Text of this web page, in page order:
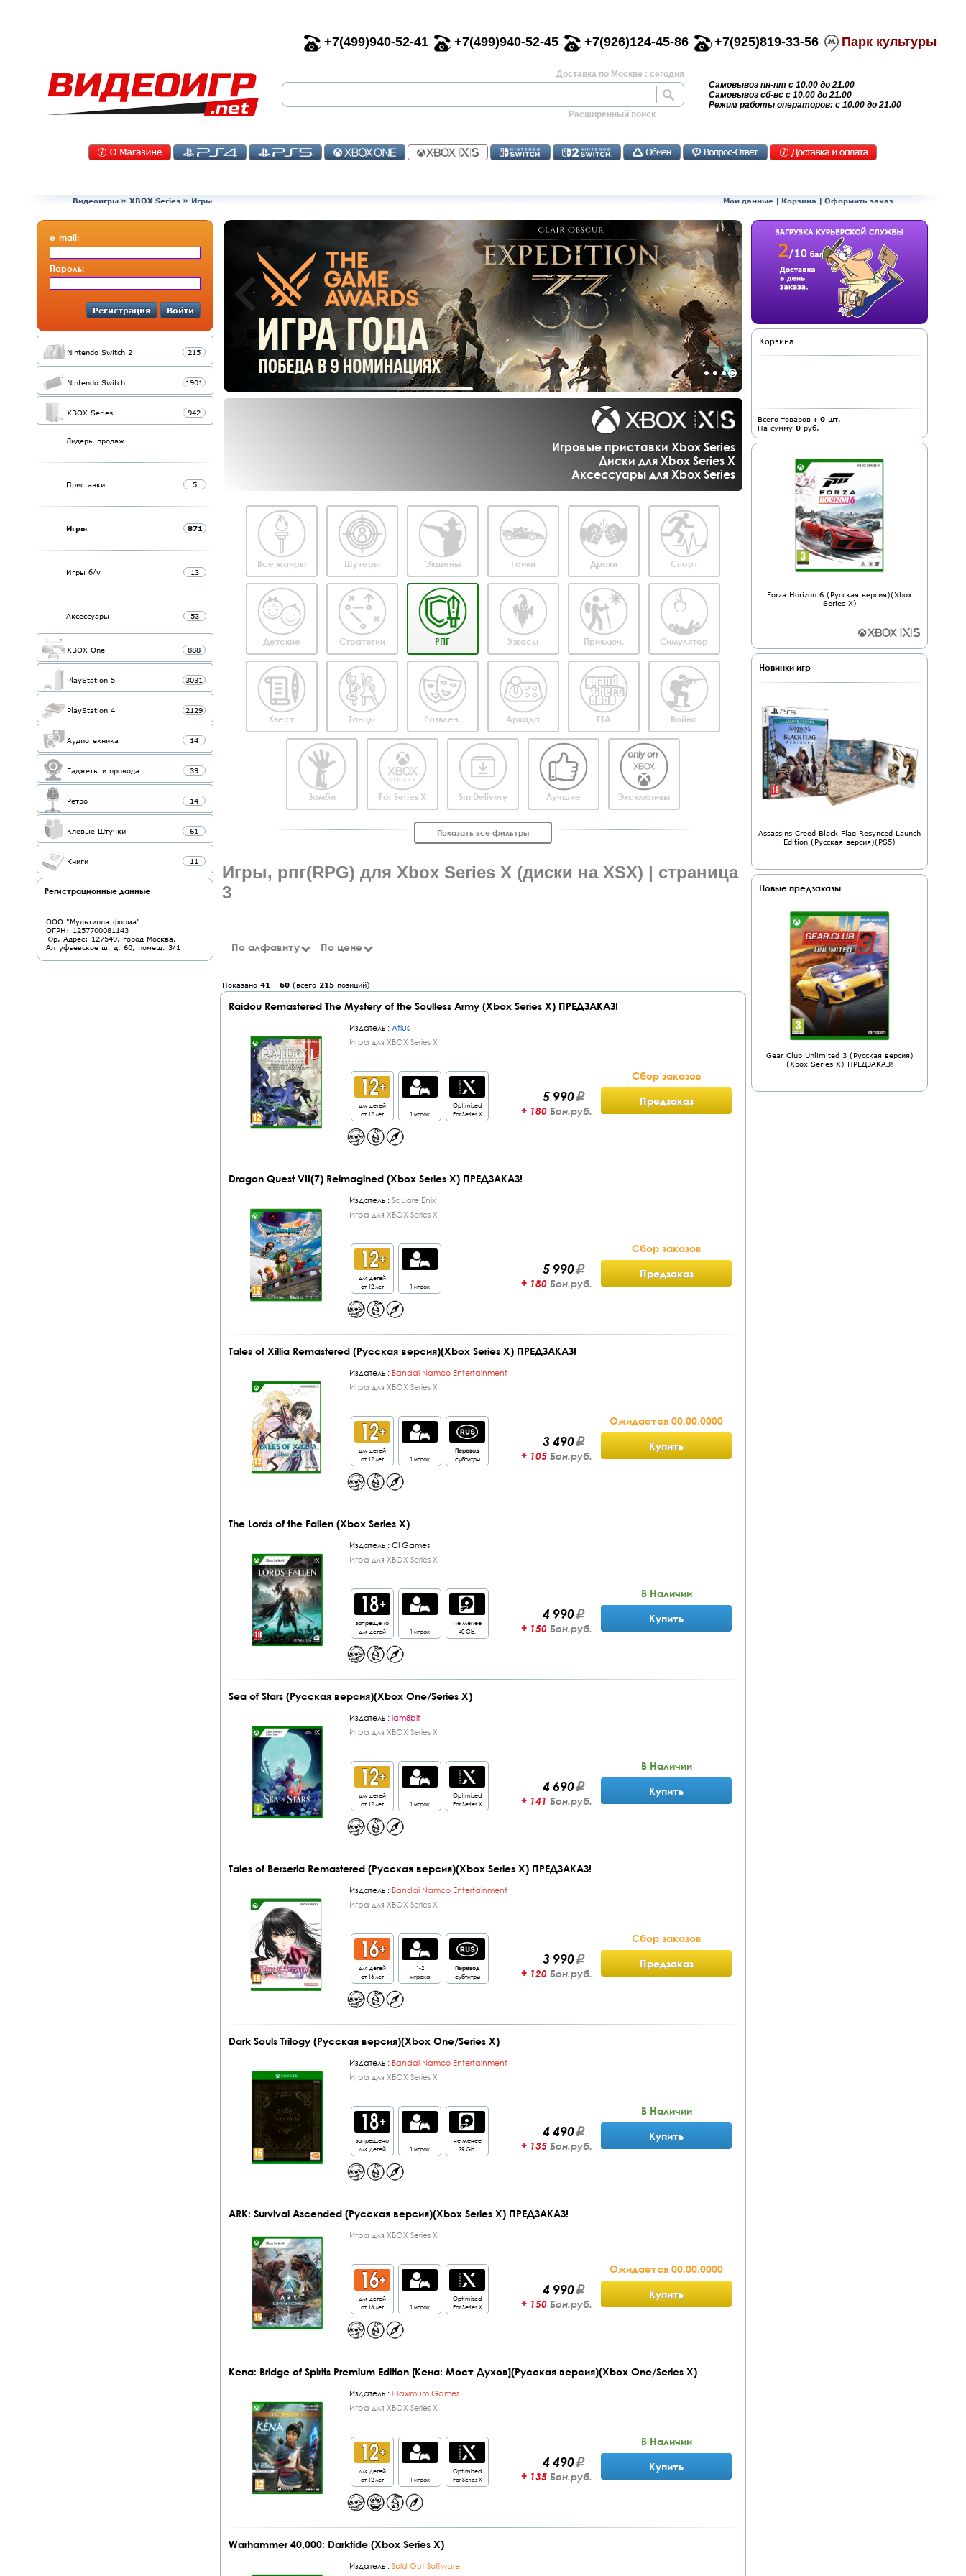
+7(499)940-52-41 +7(499)940-52-45 +7(926)124-45-86 +7(925)819-33-56 Парк культуры
Доставка по Москве : сегодня
Расширенный поиск
Самовывоз пн-пт с 10.00 до 21.00
Самовывоз сб-вс с 10.00 до 21.00
Режим работы операторов: с 10.00 до 21.00
Видеоигры » XBOX Series » Игры Мои данные | Корзина | Оформить заказ
e-mail:
Пароль:
Регистрация Войти
Nintendo Switch 2 215
Nintendo Switch 1901
XBOX Series 942
Лидеры продаж
Приставки 5
Игры 871
Игры б/у 13
Аксессуары 53
XBOX One 888
PlayStation 5 3031
PlayStation 4 2129
Аудиотехника 14
Гаджеты и провода 39
Ретро 14
Клёвые Штучки 61
Книги 11
Регистрационные данные
ООО "Мультиплатформа"
ОГРН: 1257700081143
Юр. Адрес: 127549, город Москва,
Алтуфьевское ш, д. 60, помещ. 3/1
Игровые приставки Xbox Series
Диски для Xbox Series X
Аксессуары для Xbox Series
Все жанры Шутеры Экшены Гонки Драки Спорт
Детские Стратегии РПГ Ужасы Приключ. Симулятор
Квест Танцы Развлеч. Аркада ГТА Война
Зомби For Series X Sm.Delivery Лучшие Эксклюзивы
Показать все фильтры
Игры, рпг(RPG) для Xbox Series X (диски на XSX) | страница
3
По алфавиту По цене
Показано 41 - 60 (всего 215 позиций)
Raidou Remastered The Mystery of the Soulless Army (Xbox Series X) ПРЕДЗАКАЗ!
Издатель :Atlus
Игра для XBOX Series X
для детей
от 12 лет
1 игрок
Optimized
For Series X
5 990
+ 180 Бон.руб.
Сбор заказов
Предзаказ
Dragon Quest VII(7) Reimagined (Xbox Series X) ПРЕДЗАКАЗ!
Издатель :Square Enix
Игра для XBOX Series X
для детей
от 12 лет
1 игрок
5 990
+ 180 Бон.руб.
Сбор заказов
Предзаказ
Tales of Xillia Remastered (Русская версия)(Xbox Series X) ПРЕДЗАКАЗ!
Издатель : Bandai Namco Entertainment
Игра для XBOX Series X
для детей
от 12 лет
1 игрок
Перевод
субтитры
3 490
+ 105 Бон.руб.
Ожидается 00.00.0000
Купить
The Lords of the Fallen (Xbox Series X)
Издатель :CI Games
Игра для XBOX Series X
запрещено
для детей
1 игрок
не менее
40 Gb.
4 990
+ 150 Бон.руб.
В Наличии
Купить
Sea of Stars (Русская версия)(Xbox One/Series X)
Издатель :iam8bit
Игра для XBOX Series X
для детей
от 12 лет
1 игрок
Optimized
For Series X
4 690
+ 141 Бон.руб.
В Наличии
Купить
Tales of Berseria Remastered (Русская версия)(Xbox Series X) ПРЕДЗАКАЗ!
Издатель : Bandai Namco Entertainment
Игра для XBOX Series X
для детей
от 16 лет
1-2
игрока
Перевод
субтитры
3 990
+ 120 Бон.руб.
Сбор заказов
Предзаказ
Dark Souls Trilogy (Русская версия)(Xbox One/Series X)
Издатель : Bandai Namco Entertainment
Игра для XBOX Series X
запрещено
для детей
1 игрок
не менее
39 Gb.
4 490
+ 135 Бон.руб.
В Наличии
Купить
ARK: Survival Ascended (Русская версия)(Xbox Series X) ПРЕДЗАКАЗ!
Игра для XBOX Series X
для детей
от 16 лет
1 игрок
Optimized
For Series X
4 990
+ 150 Бон.руб.
Ожидается 00.00.0000
Купить
Kena: Bridge of Spirits Premium Edition [Кена: Мост Духов](Русская версия)(Xbox One/Series X)
Издатель :Maximum Games
Игра для XBOX Series X
для детей
от 12 лет
1 игрок
Optimized
For Series X
4 490
+ 135 Бон.руб.
В Наличии
Купить
Warhammer 40,000: Darktide (Xbox Series X)
Издатель :Sold Out Software
Корзина
Всего товаров : 0 шт.
На сумму 0 руб.
Forza Horizon 6 (Русская версия)(Xbox
Series X)
Новинки игр
Assassins Creed Black Flag Resynced Launch
Edition (Русская версия)(PS5)
Новые предзаказы
Gear Club Unlimited 3 (Русская версия)
(Xbox Series X) ПРЕДЗАКАЗ!